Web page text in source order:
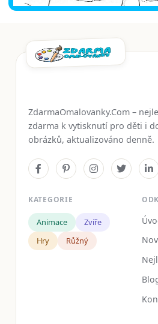
ZdarmaOmalovanky.Com –
zdarma k vytisknutí pro děti i
obrázků, aktualizováno denně.
KATEGORIE
Animace
Zvíře
Hry
Růžný